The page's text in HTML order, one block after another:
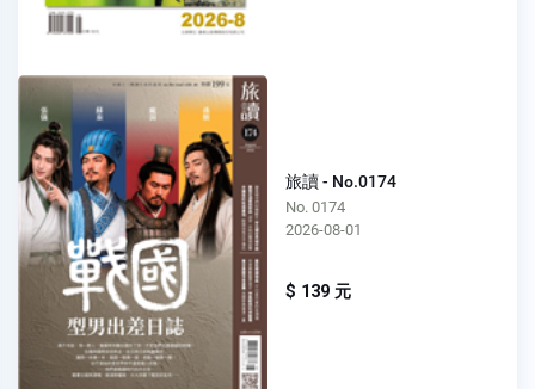
旅讀 - No.0174
No. 0174
2026-08-01
$ 139 元